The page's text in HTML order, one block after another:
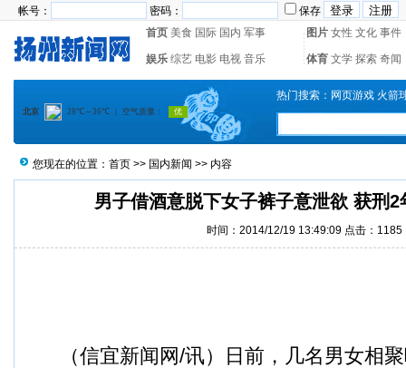
帐号： 密码：
保存
首页 美食 国际 国内 军事 图片 女性 文化 事件
娱乐 综艺 电影 电视 音乐 体育 文学 探索 奇闻
热门搜索： 网页游戏 火箭
您现在的位置： 首页 >> 国内新闻 >> 内容
男子借酒意脱下女子裤子意泄欲 获刑2
时间：2014/12/19 13:49:09 点击： 1185
（信宜新闻 网/讯）日前，几名男女相